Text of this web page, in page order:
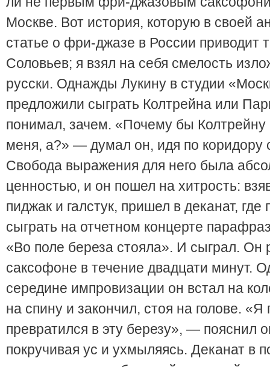
Москве. Вот история, которую в своей
статье о фри-джазе в России приводит
Соловьев; я взял на себя смелость
русски. Однажды Лукину в студии
предложили сыграть Колтрейна или
понимал, зачем. «Почему бы Колтрейну
меня, а?» — думал он, идя по коридору
Свобода выражения для него была
ценностью, и он пошел на хитрость:
пиджак и галстук, пришел в деканат,
сыграть на отчетном концерте
«Во поле береза стояла». И сыграл. Он
саксофоне в течение двадцати минут.
середине импровизации он встал на
на спину и закончил, стоя на голове. «Я
превратился в эту березу», — пояснил
покручивая ус и ухмыляясь. Деканат в